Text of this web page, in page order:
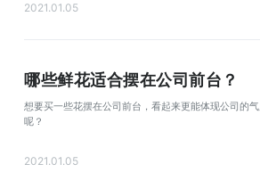
2021.01.05
哪些鲜花适合摆在公司前台？
想要买一些花摆在公司前台，看起来更能体现公司的
呢？
2021.01.05